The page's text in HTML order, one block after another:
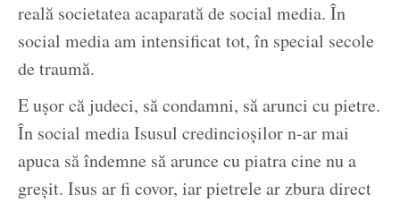
reală societatea acaparată de social media. În
social media am intensificat tot, în special secole
de traumă.
E ușor că judeci, să condamni, să arunci cu pietre.
În social media Isusul credincioșilor n-ar mai
apuca să îndemne să arunce cu piatra cine nu a
greșit. Isus ar fi covor, iar pietrele ar zbura direct